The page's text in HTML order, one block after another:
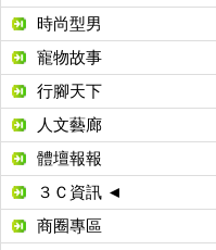
時尚型男
寵物故事
行腳天下
人文藝廊
體壇報報
３Ｃ資訊 ◄
商圈專區